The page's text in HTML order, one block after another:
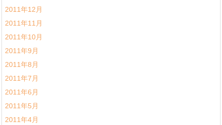
2011年12月
2011年11月
2011年10月
2011年9月
2011年8月
2011年7月
2011年6月
2011年5月
2011年4月